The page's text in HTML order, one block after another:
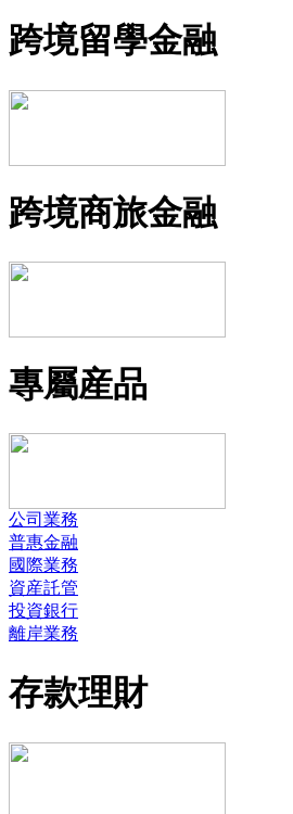
跨境留學金融
跨境商旅金融
專屬産品
公司業務
普惠金融
國際業務
資産託管
投資銀行
離岸業務
存款理財